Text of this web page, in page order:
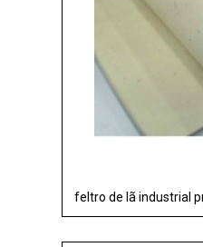
feltro de lã industrial